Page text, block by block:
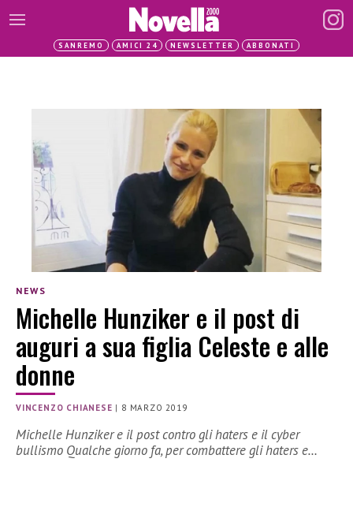
SANREMO AMICI 24 NEWSLETTER ABBONATI
NEWS
Michelle Hunziker e il post di
auguri a sua figlia Celeste e alle
donne
VINCENZO CHIANESE | 8 MARZO 2019
Michelle Hunziker e il post contro gli haters e il cyber
bullismo Qualche giorno fa, per combattere gli haters e…